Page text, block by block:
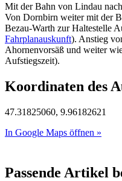
Mit der Bahn von Lindau
Von Dornbirn weiter mit der
Bezau-Warth zur Haltestelle
Fahrplanauskunft). Anstieg
Ahornenvorsäß und weiter
Aufstiegszeit).
Koordinaten des
47.31825060, 9.96182621
In Google Maps öffnen »
Passende Artikel